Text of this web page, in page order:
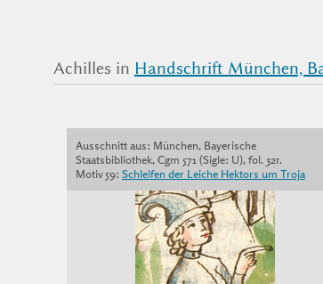
Achilles in Handschrift München,
Ausschnitt aus: München, Bayerische
Staatsbibliothek, Cgm 571 (Sigle: U), fol. 32r.
Motiv 59: Schleifen der Leiche Hektors um Troja